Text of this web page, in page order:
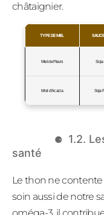
châtaignier.
TYPE DE MIEL
Miel de Fleurs Soja
Miel d’Acacia Soja
1.2.
santé
Le thon ne
soin aussi de notre